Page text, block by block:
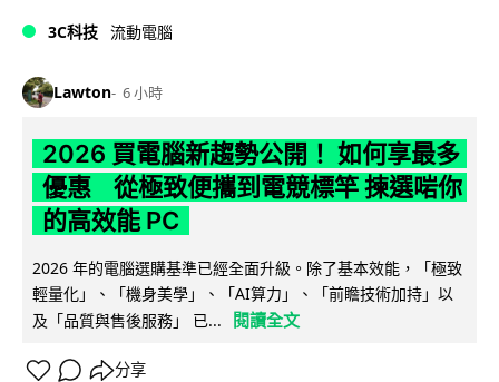
3C科技 流動電腦
Lawton 6 小時
2026 買電腦新趨勢公開！ 如何享最多
優惠 從極致便攜到電競標竿 揀選啱你
的高效能 PC
2026 年的電腦選購基準已經全面升級。除了基本效能，「極致
輕量化」、「機身美學」、「AI算力」、「前瞻技術加持」以
及「品質與售後服務」 已...
閱讀全文
分享